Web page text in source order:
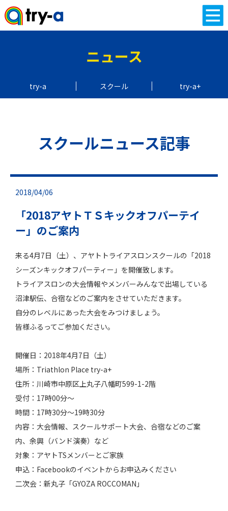
ニュース
try-a スクール try-a+
スクールニュース記事
2018/04/06
「2018アヤトＴＳキックオフパーテイ
ー」のご案内
来る4月7日（土）、アヤトトライアスロンスクールの「2018
シーズンキックオフパーティー」を開催致します。
トライアスロンの大会情報やメンバーみんなで出場している
沼津駅伝、合宿などのご案内をさせていただきます。
自分のレベルにあった大会をみつけましょう。
皆様ふるってご参加ください。
開催日：2018年4月7日（土）
場所：Triathlon Place try-a+
住所：川崎市中原区上丸子八幡町599-1-2階
受付：17時00分～
時間：17時30分～19時30分
内容：大会情報、スクールサポート大会、合宿などのご案
内、余興（バンド演奏）など
対象：アヤトTSメンバーとご家族
申込：Facebookのイベントからお申込みください
二次会：新丸子「GYOZA ROCCOMAN」